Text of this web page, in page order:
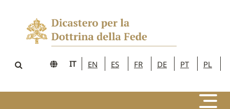
IT EN ES FR DE PT PL